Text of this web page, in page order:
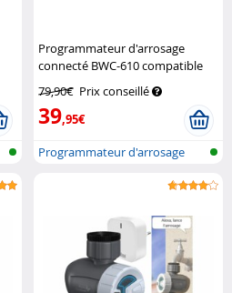
Programmateur d'arrosage
connecté BWC-610 compatible
commandes vocales Royal
Gardineer
79,90€ Prix conseillé
39,95€
Programmateur d'arrosage